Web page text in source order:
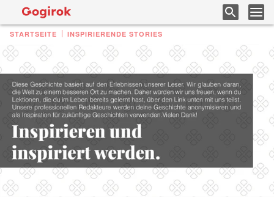
STARTSEITE INSPIRIERENDE STORIES